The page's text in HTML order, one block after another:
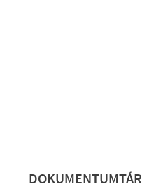
DOKUMENTUMTÁR